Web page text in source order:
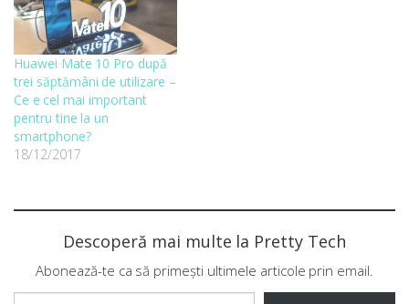
Huawei Mate 10 Pro după
trei săptămâni de utilizare –
Ce e cel mai important
pentru tine la un
smartphone?
18/12/2017
Descoperă mai multe la Pretty Tech
Abonează-te ca să primești ultimele articole prin email.
Tastează emailul tău...